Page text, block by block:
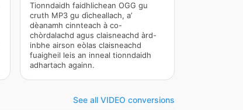
Tionndaidh faidhlichean OGG gu
cruth MP3 gu dìcheallach, a’
dèanamh cinnteach à co-
chòrdalachd agus claisneachd àrd-
inbhe airson eòlas claisneachd
fuaigheil leis an inneal tionndaidh
adhartach againn.
See all VIDEO conversions